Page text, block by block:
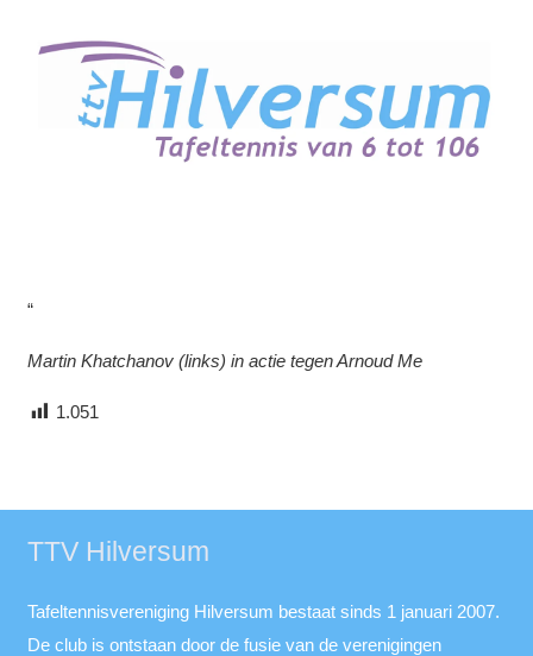
“
Martin Khatchanov (links) in actie tegen Arnoud Me
1.051
TTV Hilversum
Tafeltennisvereniging Hilversum bestaat sinds 1 januari 2007.
De club is ontstaan door de fusie van de verenigingen